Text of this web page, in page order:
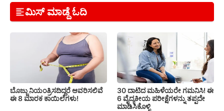
ಮಿಸ್ ಮಾಡ್ದೆ ಓದಿ
ಬೊಜ್ಜು ನಿಯಂತ್ರಿಸದಿದ್ದರೆ ಆವರಿಸಲಿವೆ
ಈ 8 ಮಾರಕ ಕಾಯಿಲೆಗಳು!
30 ದಾಟಿದ ಮಹಿಳೆಯರೇ ಗಮನಿಸಿ! ಈ
6 ವೈದ್ಯಕೀಯ ಪರೀಕ್ಷೆಗಳನ್ನು ತಪ್ಪದೇ
ಮಾಡಿಸಿಕೊಳ್ಳಿ